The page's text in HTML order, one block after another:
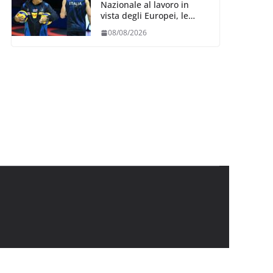
Nazionale al lavoro in
vista degli Europei, le
Ferdinando De Giorgi
08/08/2026